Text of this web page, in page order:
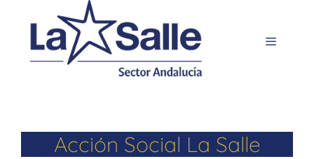
Acción Social La Salle